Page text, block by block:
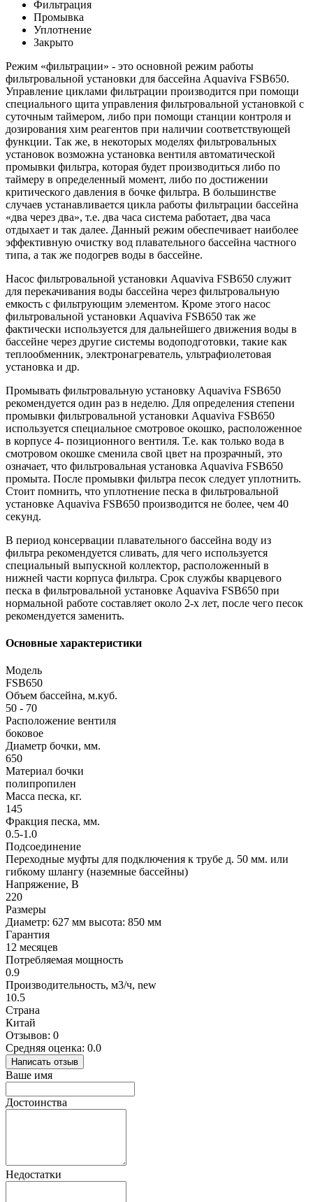
Фильтрация
Промывка
Уплотнение
Закрыто
Режим «фильтрации» - это основной режим работы
фильтровальной установки для бассейна Aquaviva FSB650.
Управление циклами фильтрации производится при помощи
специального щита управления фильтровальной установкой с
суточным таймером, либо при помощи станции контроля и
дозирования хим реагентов при наличии соответствующей
функции. Так же, в некоторых моделях фильтровальных
установок возможна установка вентиля автоматической
промывки фильтра, которая будет производиться либо по
таймеру в определенный момент, либо по достижении
критического давления в бочке фильтра. В большинстве
случаев устанавливается цикла работы фильтрации бассейна
«два через два», т.е. два часа система работает, два часа
отдыхает и так далее. Данный режим обеспечивает наиболее
эффективную очистку вод плавательного бассейна частного
типа, а так же подогрев воды в бассейне.
Насос фильтровальной установки Aquaviva FSB650 служит
для перекачивания воды бассейна через фильтровальную
емкость с фильтрующим элементом. Кроме этого насос
фильтровальной установки Aquaviva FSB650 так же
фактически используется для дальнейшего движения воды в
бассейне через другие системы водоподготовки, такие как
теплообменник, электронагреватель, ультрафиолетовая
установка и др.
Промывать фильтровальную установку Aquaviva FSB650
рекомендуется один раз в неделю. Для определения степени
промывки фильтровальной установки Aquaviva FSB650
используется специальное смотровое окошко, расположенное
в корпусе 4- позиционного вентиля. Т.е. как только вода в
смотровом окошке сменила свой цвет на прозрачный, это
означает, что фильтровальная установка Aquaviva FSB650
промыта. После промывки фильтра песок следует уплотнить.
Стоит помнить, что уплотнение песка в фильтровальной
установке Aquaviva FSB650 производится не более, чем 40
секунд.
В период консервации плавательного бассейна воду из
фильтра рекомендуется сливать, для чего используется
специальный выпускной коллектор, расположенный в
нижней части корпуса фильтра. Срок службы кварцевого
песка в фильтровальной установке Aquaviva FSB650 при
нормальной работе составляет около 2-х лет, после чего песок
рекомендуется заменить.
Основные характеристики
Модель
FSB650
Объем бассейна, м.куб.
50 - 70
Расположение вентиля
боковое
Диаметр бочки, мм.
650
Материал бочки
полипропилен
Масса песка, кг.
145
Фракция песка, мм.
0.5-1.0
Подсоединение
Переходные муфты для подключения к трубе д. 50 мм. или
гибкому шлангу (наземные бассейны)
Напряжение, В
220
Размеры
Диаметр: 627 мм высота: 850 мм
Гарантия
12 месяцев
Потребляемая мощность
0.9
Производительность, м3/ч, new
10.5
Страна
Китай
Отзывов: 0
Средняя оценка: 0.0
Написать отзыв
Ваше имя
Достоинства
Недостатки